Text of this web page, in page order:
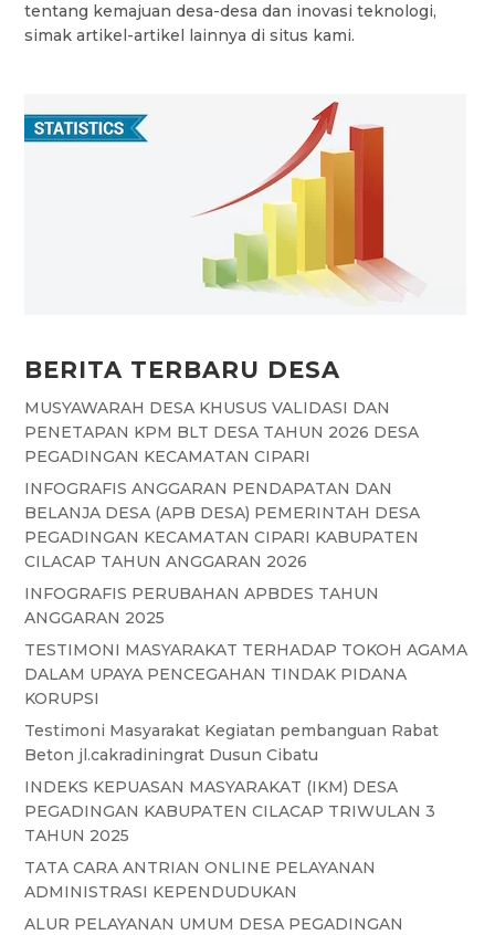
tentang kemajuan desa-desa dan inovasi teknologi,
simak artikel-artikel lainnya di situs kami.
BERITA TERBARU DESA
MUSYAWARAH DESA KHUSUS VALIDASI DAN
PENETAPAN KPM BLT DESA TAHUN 2026 DESA
PEGADINGAN KECAMATAN CIPARI
INFOGRAFIS ANGGARAN PENDAPATAN DAN
BELANJA DESA (APB DESA) PEMERINTAH DESA
PEGADINGAN KECAMATAN CIPARI KABUPATEN
CILACAP TAHUN ANGGARAN 2026
INFOGRAFIS PERUBAHAN APBDES TAHUN
ANGGARAN 2025
TESTIMONI MASYARAKAT TERHADAP TOKOH AGAMA
DALAM UPAYA PENCEGAHAN TINDAK PIDANA
KORUPSI
Testimoni Masyarakat Kegiatan pembanguan Rabat
Beton jl.cakradiningrat Dusun Cibatu
INDEKS KEPUASAN MASYARAKAT (IKM) DESA
PEGADINGAN KABUPATEN CILACAP TRIWULAN 3
TAHUN 2025
TATA CARA ANTRIAN ONLINE PELAYANAN
ADMINISTRASI KEPENDUDUKAN
ALUR PELAYANAN UMUM DESA PEGADINGAN